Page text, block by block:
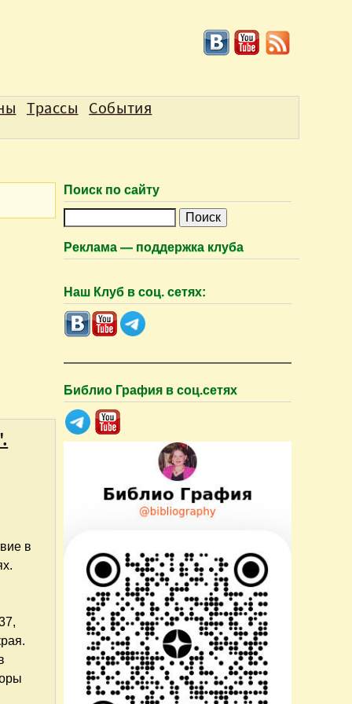
в
Трассы События
Поиск по сайту
и
к
Реклама — поддержка клуба
Наш Клуб в соц. сетях:
Библио Графия в соц.сетях